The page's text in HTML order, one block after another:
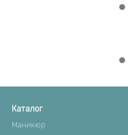
Каталог
Маникюр